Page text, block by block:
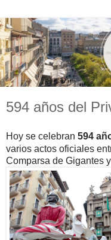
594 años del
Hoy se celebran 594
varios actos oficiales
Comparsa de Gigantes